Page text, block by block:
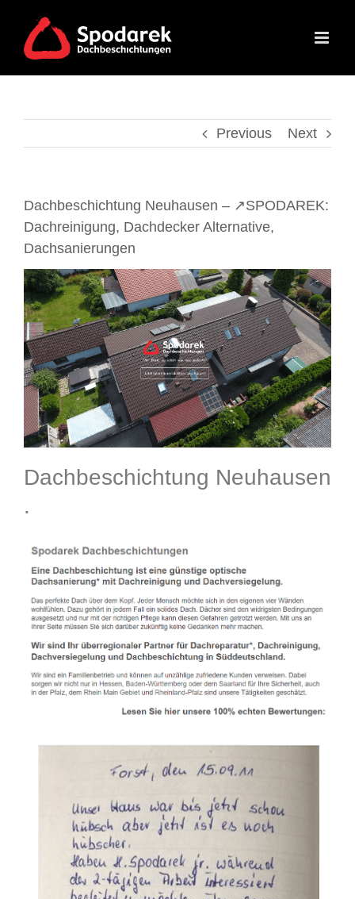
content
Previous Next
Dachbeschichtung Neuhausen – ↗️SPODAREK:
Dachreinigung, Dachdecker Alternative,
Dachsanierungen
Dachbeschichtung Neuhausen
.